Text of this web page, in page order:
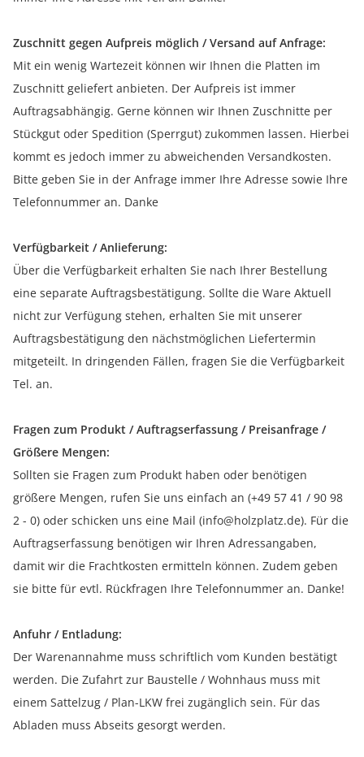
Zuschnitt gegen Aufpreis möglich / Versand auf Anfrage:
Mit ein wenig Wartezeit können wir Ihnen die Platten im
Zuschnitt geliefert anbieten. Der Aufpreis ist immer
Auftragsabhängig. Gerne können wir Ihnen Zuschnitte per
Stückgut oder Spedition (Sperrgut) zukommen lassen. Hierbei
kommt es jedoch immer zu abweichenden Versandkosten.
Bitte geben Sie in der Anfrage immer Ihre Adresse sowie Ihre
Telefonnummer an. Danke
Verfügbarkeit / Anlieferung:
Über die Verfügbarkeit erhalten Sie nach Ihrer Bestellung
eine separate Auftragsbestätigung. Sollte die Ware Aktuell
nicht zur Verfügung stehen, erhalten Sie mit unserer
Auftragsbestätigung den nächstmöglichen Liefertermin
mitgeteilt. In dringenden Fällen, fragen Sie die Verfügbarkeit
Tel. an.
Fragen zum Produkt / Auftragserfassung / Preisanfrage /
Größere Mengen:
Sollten sie Fragen zum Produkt haben oder benötigen
größere Mengen, rufen Sie uns einfach an (+49 57 41 / 90 98
2 - 0) oder schicken uns eine Mail (info@holzplatz.de). Für die
Auftragserfassung benötigen wir Ihren Adressangaben,
damit wir die Frachtkosten ermitteln können. Zudem geben
sie bitte für evtl. Rückfragen Ihre Telefonnummer an. Danke!
Anfuhr / Entladung:
Der Warenannahme muss schriftlich vom Kunden bestätigt
werden. Die Zufahrt zur Baustelle / Wohnhaus muss mit
einem Sattelzug / Plan-LKW frei zugänglich sein. Für das
Abladen muss Abseits gesorgt werden.